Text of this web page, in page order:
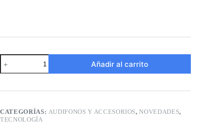
Intercomunicador
de
moto
cantidad
Añadir al carrito
CATEGORÍAS: AUDIFONOS Y ACCESORIOS,NOVEDADES,
TECNOLOGÍA